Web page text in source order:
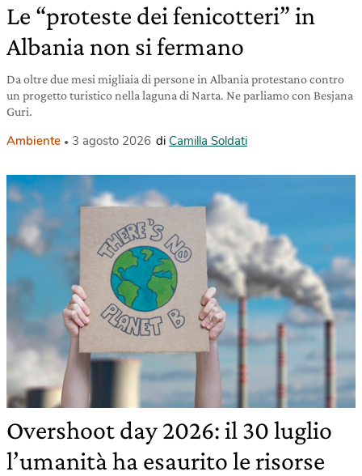
Le “proteste dei fenicotteri” in
Albania non si fermano
Da oltre due mesi migliaia di persone in Albania protestano contro
un progetto turistico nella laguna di Narta. Ne parliamo con Besjana
Guri.
Ambiente 3 agosto 2026 di Camilla Soldati
Overshoot day 2026: il 30 luglio
l’umanità ha esaurito le risorse